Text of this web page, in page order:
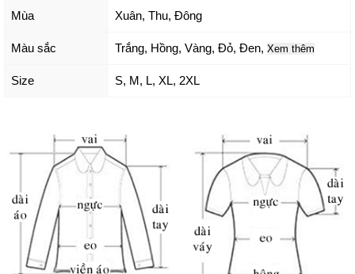
Mùa Xuân, Thu, Đông
Màu sắc Trắng, Hồng, Vàng, Đỏ, Đen, Xem thêm
Size S, M, L, XL, 2XL